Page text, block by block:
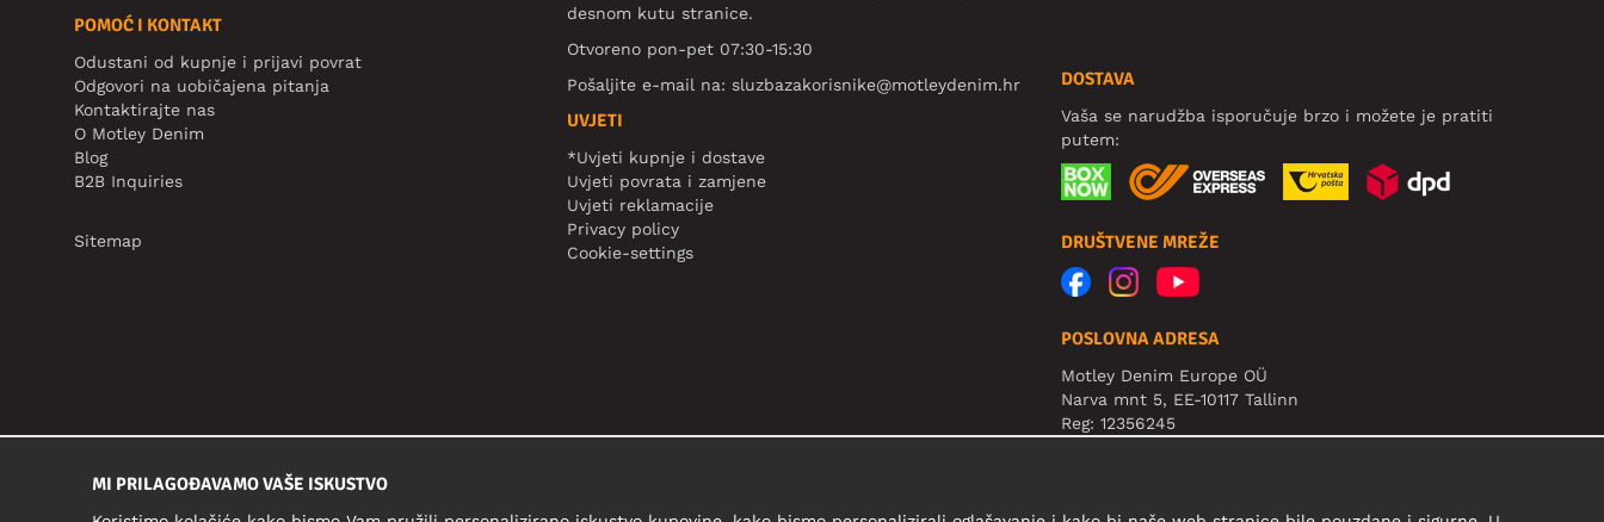
POMOĆ I KONTAKT
Odustani od kupnje i prijavi povrat
Odgovori na uobičajena pitanja
Kontaktirajte nas
O Motley Denim
Blog
B2B Inquiries
Sitemap
desnom kutu stranice.
Otvoreno pon-pet 07:30-15:30
Pošaljite e-mail na:sluzbazakorisnike@motleydenim.hr
UVJETI
*Uvjeti kupnje i dostave
Uvjeti povrata i zamjene
Uvjeti reklamacije
Privacy policy
Cookie-settings
DOSTAVA
Vaša se narudžba isporučuje brzo i možete je pratiti
putem:
DRUŠTVENE MREŽE
POSLOVNA ADRESA
Motley Denim Europe OÜ
Narva mnt 5, EE-10117 Tallinn
Reg: 12356245
MI PRILAGOĐAVAMO VAŠE ISKUSTVO